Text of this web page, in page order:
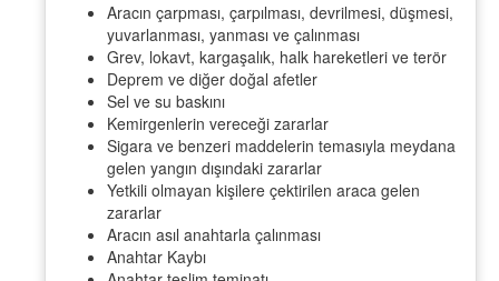
Aracın çarpması, çarpılması, devrilmesi, düşmesi,
yuvarlanması, yanması ve çalınması
Grev, lokavt, kargaşalık, halk hareketleri ve terör
Deprem ve diğer doğal afetler
Sel ve su baskını
Kemirgenlerin vereceği zararlar
Sigara ve benzeri maddelerin temasıyla meydana
gelen yangın dışındaki zararlar
Yetkili olmayan kişilere çektirilen araca gelen
zararlar
Aracın asıl anahtarla çalınması
Anahtar Kaybı